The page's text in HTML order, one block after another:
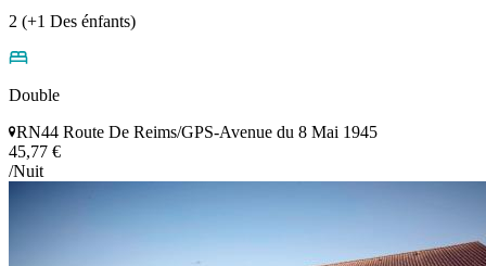
2 (+1 Des énfants)
Double
RN44 Route De Reims/GPS-Avenue du 8 Mai 1945
45,77 €
/Nuit